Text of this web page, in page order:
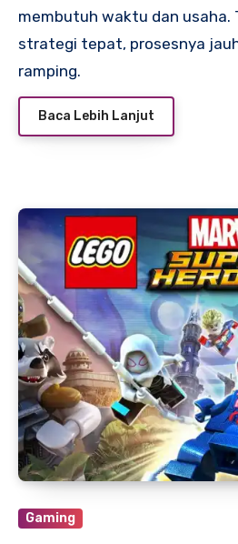
membutuh waktu dan usaha.
strategi tepat, prosesnya
ramping.
Baca Lebih Lanjut
Gaming